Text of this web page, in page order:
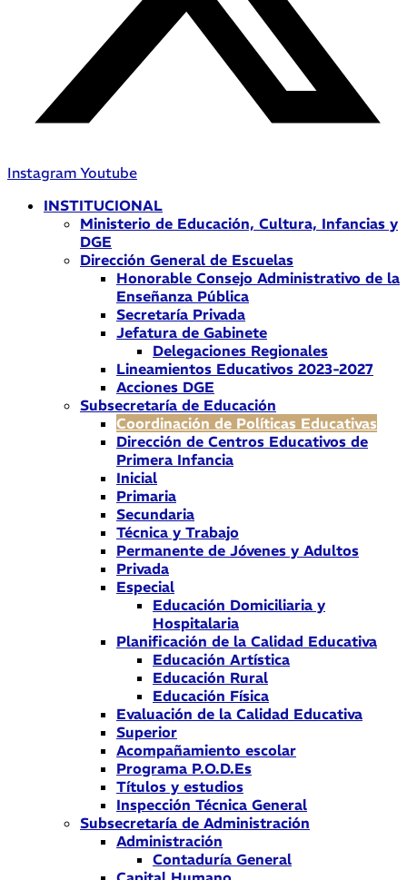
Instagram Youtube
INSTITUCIONAL
Ministerio de Educación, Cultura, Infancias y
DGE
Dirección General de Escuelas
Honorable Consejo Administrativo de la
Enseñanza Pública
Secretaría Privada
Jefatura de Gabinete
Delegaciones Regionales
Lineamientos Educativos 2023-2027
Acciones DGE
Subsecretaría de Educación
Coordinación de Políticas Educativas
Dirección de Centros Educativos de
Primera Infancia
Inicial
Primaria
Secundaria
Técnica y Trabajo
Permanente de Jóvenes y Adultos
Privada
Especial
Educación Domiciliaria y
Hospitalaria
Planificación de la Calidad Educativa
Educación Artística
Educación Rural
Educación Física
Evaluación de la Calidad Educativa
Superior
Acompañamiento escolar
Programa P.O.D.Es
Títulos y estudios
Inspección Técnica General
Subsecretaría de Administración
Administración
Contaduría General